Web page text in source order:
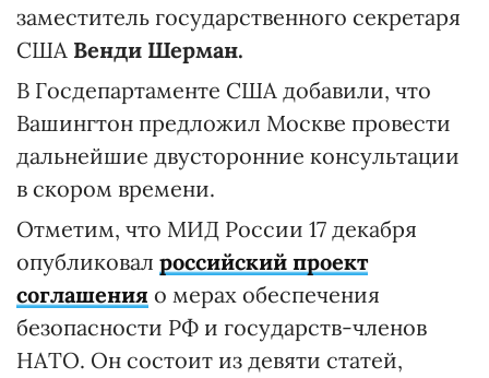
заместитель государственного секретаря
США Венди Шерман.
В Госдепартаменте США добавили, что
Вашингтон предложил Москве провести
дальнейшие двусторонние консультации
в скором времени.
Отметим, что МИД России 17 декабря
опубликовал российский проект
соглашения о мерах обеспечения
безопасности РФ и государств-членов
НАТО. Он состоит из девяти статей,